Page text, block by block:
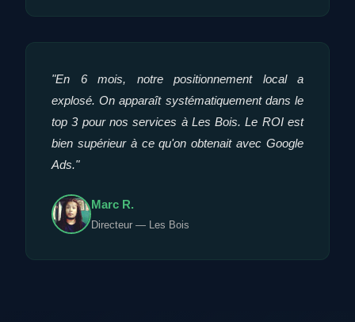
"En 6 mois, notre positionnement local a
explosé. On apparaît systématiquement dans le
top 3 pour nos services à Les Bois. Le ROI est
bien supérieur à ce qu'on obtenait avec Google
Ads."
Marc R.
Directeur — Les Bois